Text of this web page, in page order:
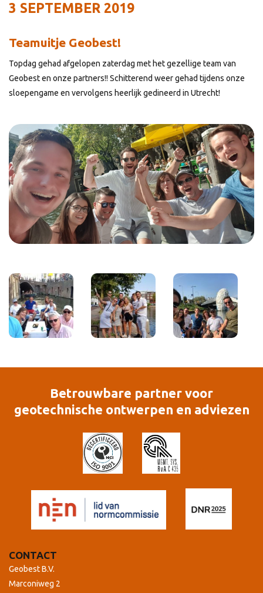
3 SEPTEMBER 2019
Teamuitje Geobest!
Topdag gehad afgelopen zaterdag met het gezellige team van
Geobest en onze partners!! Schitterend weer gehad tijdens onze
sloepengame en vervolgens heerlijk gedineerd in Utrecht!
Betrouwbare partner voor
geotechnische ontwerpen en adviezen
CONTACT
Geobest B.V.
Marconiweg 2